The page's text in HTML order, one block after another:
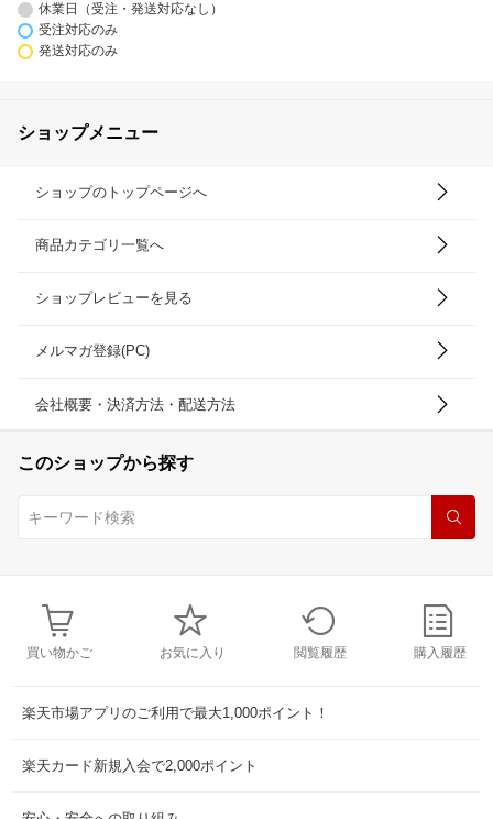
休業日（受注・発送対応なし）
受注対応のみ
発送対応のみ
ショップメニュー
ショップのトップページへ
商品カテゴリ一覧へ
ショップレビューを見る
メルマガ登録(PC)
会社概要・決済方法・配送方法
このショップから探す
買い物かご お気に入り 閲覧履歴 購入履歴
楽天市場アプリのご利用で最大1,000ポイント！
楽天カード新規入会で2,000ポイント